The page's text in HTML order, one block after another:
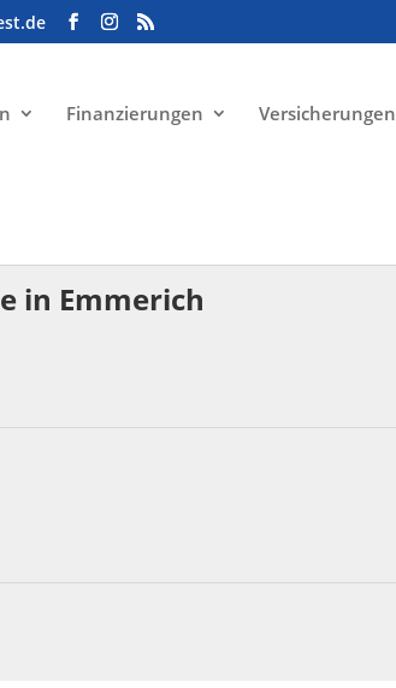
Finanzierungen Versicherungen
in Emmerich